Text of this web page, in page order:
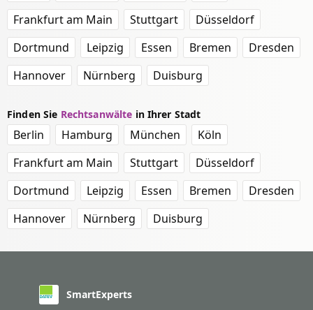
Frankfurt am Main
Stuttgart
Düsseldorf
Dortmund
Leipzig Essen Bremen
Dresden
Hannover
Nürnberg Duisburg
Finden Sie Rechtsanwälte in Ihrer Stadt
Berlin Hamburg München
Köln
Frankfurt am Main
Stuttgart
Düsseldorf
Dortmund
Leipzig Essen Bremen
Dresden
Hannover
Nürnberg Duisburg
SmartExperts